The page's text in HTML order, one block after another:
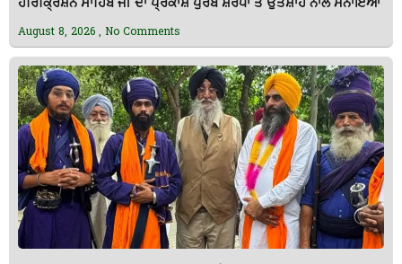
ਹਰਿਕ੍ਰਿਸ਼ਨ ਸਾਹਿਬ ਜੀ ਦਾ ਪ੍ਰਕਾਸ਼ ਪੁਰਬ ਸ਼ਰਧਾ ਤੇ ਉਤਸ਼ਾਹ ਨਾਲ ਮਨਾਇਆ
August 8, 2026 No Comments